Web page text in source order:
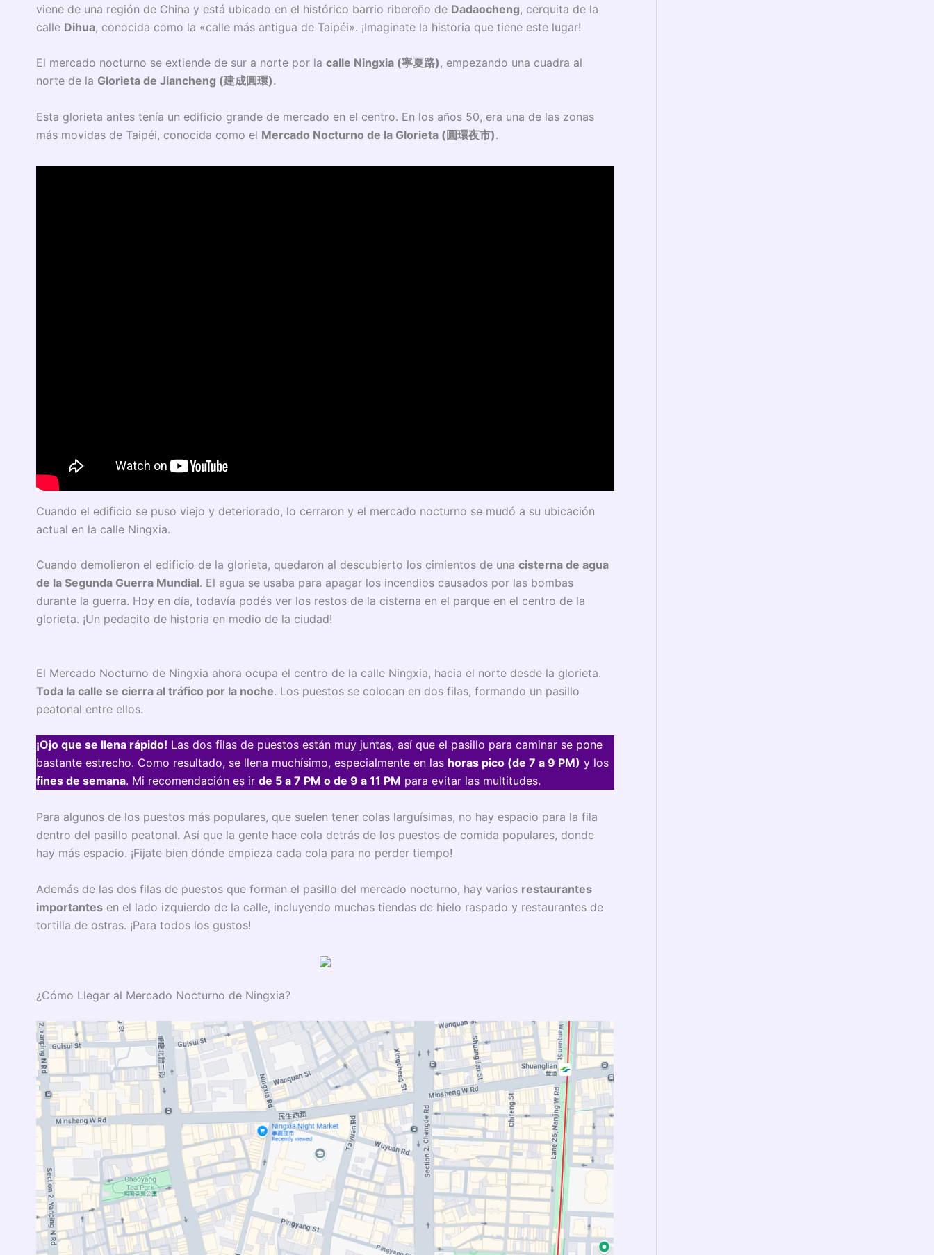
viene de una región de China y está ubicado en el histórico barrio ribereño de Dadaocheng, cerquita de la
calle Dihua, conocida como la «calle más antigua de Taipéi». ¡Imaginate la historia que tiene este lugar!
El mercado nocturno se extiende de sur a norte por la calle Ningxia (寧夏路), empezando una cuadra al
norte de la Glorieta de Jiancheng (建成圓環).
Esta glorieta antes tenía un edificio grande de mercado en el centro. En los años 50, era una de las zonas
más movidas de Taipéi, conocida como el Mercado Nocturno de la Glorieta (圓環夜市).
Cuando el edificio se puso viejo y deteriorado, lo cerraron y el mercado nocturno se mudó a su ubicación
actual en la calle Ningxia.
Cuando demolieron el edificio de la glorieta, quedaron al descubierto los cimientos de una cisterna de agua
de la Segunda Guerra Mundial. El agua se usaba para apagar los incendios causados por las bombas
durante la guerra. Hoy en día, todavía podés ver los restos de la cisterna en el parque en el centro de la
glorieta. ¡Un pedacito de historia en medio de la ciudad!
El Mercado Nocturno de Ningxia ahora ocupa el centro de la calle Ningxia, hacia el norte desde la glorieta.
Toda la calle se cierra al tráfico por la noche. Los puestos se colocan en dos filas, formando un pasillo
peatonal entre ellos.
¡Ojo que se llena rápido! Las dos filas de puestos están muy juntas, así que el pasillo para caminar se pone
bastante estrecho. Como resultado, se llena muchísimo, especialmente en las horas pico (de 7 a 9 PM) y los
fines de semana. Mi recomendación es ir de 5 a 7 PM o de 9 a 11 PM para evitar las multitudes.
Para algunos de los puestos más populares, que suelen tener colas larguísimas, no hay espacio para la fila
dentro del pasillo peatonal. Así que la gente hace cola detrás de los puestos de comida populares, donde
hay más espacio. ¡Fijate bien dónde empieza cada cola para no perder tiempo!
Además de las dos filas de puestos que forman el pasillo del mercado nocturno, hay varios restaurantes
importantes en el lado izquierdo de la calle, incluyendo muchas tiendas de hielo raspado y restaurantes de
tortilla de ostras. ¡Para todos los gustos!
¿Cómo Llegar al Mercado Nocturno de Ningxia?